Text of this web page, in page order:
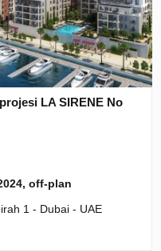
LA SIRENE No
off-plan
1 - Dubai - UAE